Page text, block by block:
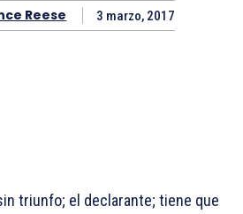
Reese 3 marzo, 2017
triunfo; el declarante; tiene que